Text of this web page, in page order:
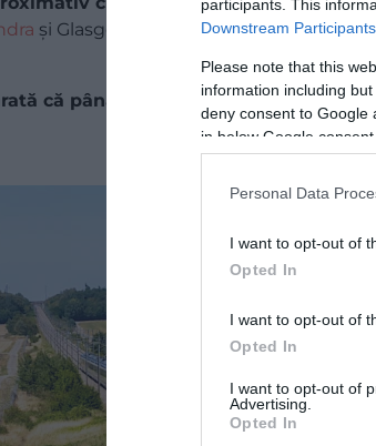
participants. This
Downstream Participants
Please note that this
information including
deny consent to Google
in below Google consent
Personal Data
I want to opt-out of
Opted In
I want to opt-out of
Opted In
I want to opt-out of
Advertising.
Opted In
și Glasgow.
că până la Geneva s-ar ajunge în